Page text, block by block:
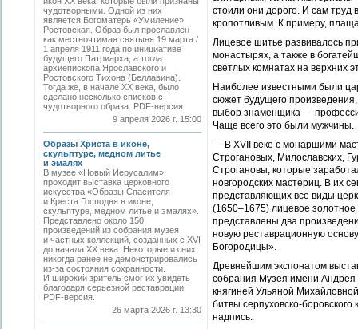
чудотворными. Одной из них
является Богоматерь «Умиление»
Ростовская. Образ был прославлен
как местночтимая святыня 19 марта /
1 апреля 1911 года по инициативе
будущего Патриарха, а тогда
архиепископа Ярославского и
Ростовского Тихона (Беллавина).
Тогда же, в начале ХХ века, было
сделано несколько списков с
чудотворного образа. PDF-версия.
9 апреля 2026 г. 15:00
Образы Христа в иконе,
скульптуре, медном литье
и эмалях
В музее «Новый Иерусалим»
проходит выставка церковного
искусства «Образы Спасителя
и Креста Господня в иконе,
скульптуре, медном литье и эмалях».
Представлено около 150
произведений из собрания музея
и частных коллекций, созданных с XVI
до начала XX века. Некоторые из них
никогда ранее не демонстрировались
из-за состояния сохранности.
И широкий зритель смог их увидеть
благодаря серьезной реставрации.
PDF-версия.
26 марта 2026 г. 13:30
стоили они дорого. И сам
кропотливым. К примеру,
Лицевое шитье развивалось
монастырях, а также в
светлых комнатах на верхних
Наиболее известными были
сюжет будущего
выбор знаменщика —
Чаще всего это были мужчины.
— В XVII веке с монаршими
Строгановых, Милославских,
Строгановы, которые
новгородских мастериц. В их
представляющих все виды
(1650–1675) лицевое
представлены два
новую реставрационную
Богородицы».
Древнейшим экспонатом
собрания Музея имени
княгиней Ульяной
битвы серпуховско-
надпись.